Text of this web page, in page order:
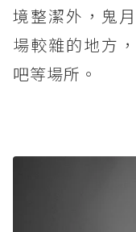
境整潔外，鬼
場較雜的地方
吧等場所。